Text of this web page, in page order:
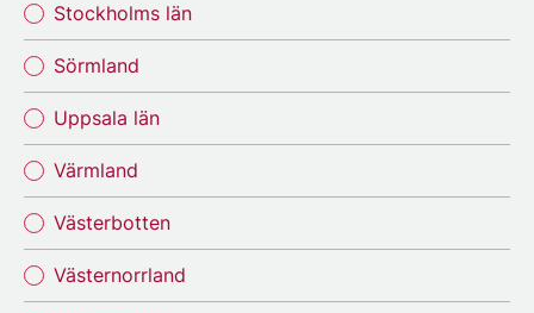
Stockholms län
Sörmland
Uppsala län
Värmland
Västerbotten
Västernorrland